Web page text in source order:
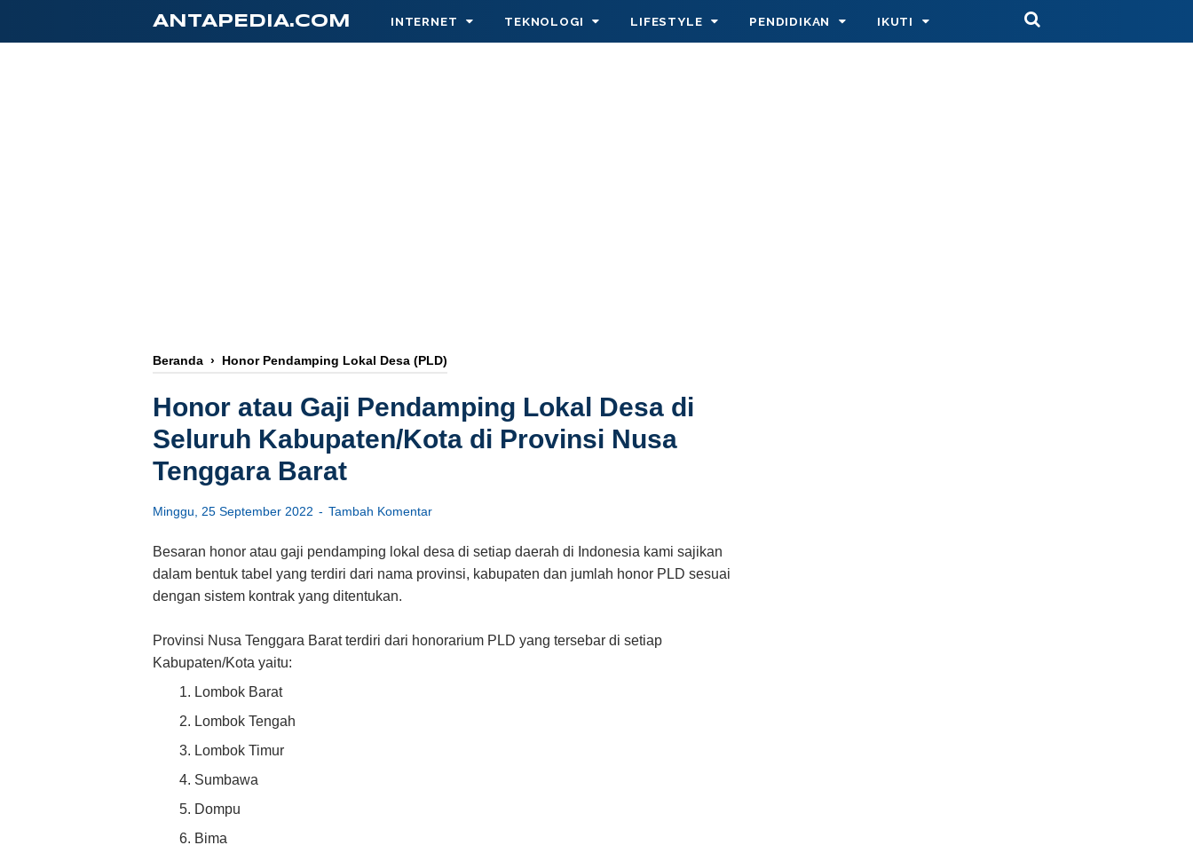
ANTAPEDIA.COM INTERNET TEKNOLOGI LIFESTYLE PENDIDIKAN IKUTI
Beranda › Honor Pendamping Lokal Desa (PLD)
Honor atau Gaji Pendamping Lokal Desa di
Seluruh Kabupaten/Kota di Provinsi Nusa
Tenggara Barat
Minggu, 25 September 2022 Tambah Komentar
Besaran honor atau gaji pendamping lokal desa di setiap daerah di Indonesia kami sajikan
dalam bentuk tabel yang terdiri dari nama provinsi, kabupaten dan jumlah honor PLD sesuai
dengan sistem kontrak yang ditentukan.
Provinsi Nusa Tenggara Barat terdiri dari honorarium PLD yang tersebar di setiap
Kabupaten/Kota yaitu:
Lombok Barat
Lombok Tengah
Lombok Timur
Sumbawa
Dompu
Bima